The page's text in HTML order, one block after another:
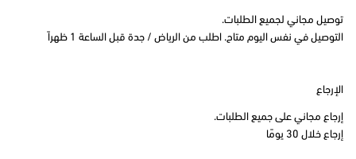
توصيل مجاني لجميع الطلبات.
التوصيل في نفس اليوم متاح. اطلب من الرياض / جدة قبل الساعة 1 ظهراً
الإرجاع
إرجاع مجاني على جميع الطلبات.
إرجاع خلال 30 يومًا